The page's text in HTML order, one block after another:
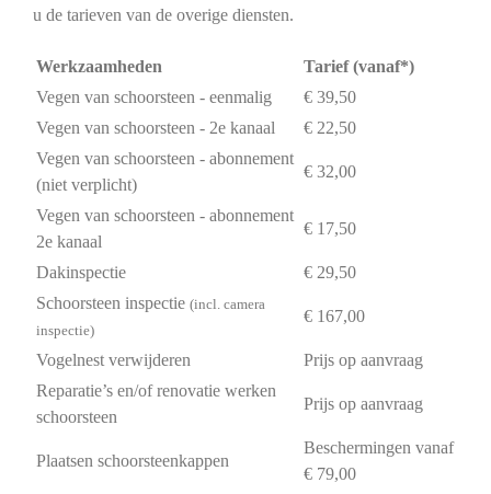
u de tarieven van de overige diensten.
Werkzaamheden
Tarief (vanaf*)
Vegen van schoorsteen - eenmalig
€ 39,50
Vegen van schoorsteen - 2e kanaal
€ 22,50
Vegen van schoorsteen - abonnement
(niet verplicht)
€ 32,00
Vegen van schoorsteen - abonnement
2e kanaal
€ 17,50
Dakinspectie
€ 29,50
Schoorsteen inspectie (incl. camera
inspectie)
€ 167,00
Vogelnest verwijderen
Prijs op aanvraag
Reparatie’s en/of renovatie werken
schoorsteen
Prijs op aanvraag
Plaatsen schoorsteenkappen
Beschermingen vanaf
€ 79,00